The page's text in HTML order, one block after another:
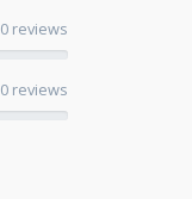
0 reviews
0 reviews